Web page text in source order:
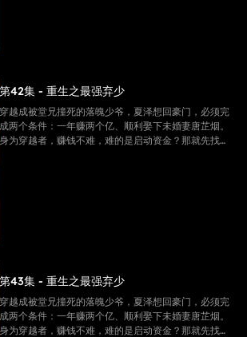
42集 - 重生之最强弃少
穿越成被堂兄撞死的落魄少爷，夏泽想回豪门，必须完
两个条件：一年赚两个亿、顺利娶下未婚妻唐芷烟。
身为穿越者，赚钱不难，难的是启动资金？那就先找未
43集 - 重生之最强弃少
越成被堂兄撞死的落魄少爷，夏泽想回豪门，必须完
两个条件：一年赚两个亿、顺利娶下未婚妻唐芷烟。
身为穿越者，赚钱不难，难的是启动资金？那就先找未